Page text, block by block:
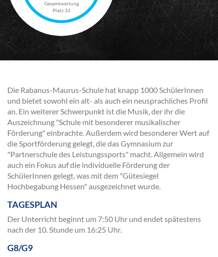
Gesamtwertung
Platz 32
Die Rabanus-Maurus-Schule hat knapp 1000 SchülerInnen
und bietet sowohl ein alt- als auch ein neusprachliches Profil
an. Ein weiterer Schwerpunkt ist die Musik, der ihr die
Auszeichnung "Schule mit besonderer musikalischer
Förderung" einbrachte. Außerdem wird besonderer Wert auf
die Sportförderung gelegt, die das Gymnasium zur
"Partnerschule des Leistungssports" macht. Allgemein wird
auch ein Fokus auf die individuelle Förderung der
SchülerInnen gelegt, was mit dem "Gütesiegel
Hochbegabung Hessen" ausgezeichnet wurde.
TAGESPLAN
Der Unterricht beginnt um 7:50 Uhr und endet spätestens
nach der 10. Stunde um 16:25 Uhr.
G8/G9